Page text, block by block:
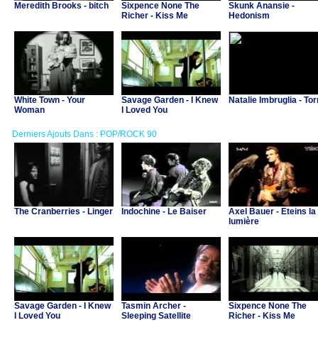
Meredith Brooks - bitch
Sixpence None The
Richer - Kiss Me
Skunk Anansie -
Hedonism
White Town - Your
Woman
Savage Garden - I Knew
I Loved You
Natalie Imbruglia -
Derniers Ajouts Dans : POP/ROCK 90
The Cranberries - Linger Indochine - Le Baiser
Axel Bauer - Eteins la
lumière
Savage Garden - I Knew
I Loved You
Tasmin Archer -
Sleeping Satellite
Sixpence None The
Richer - Kiss Me